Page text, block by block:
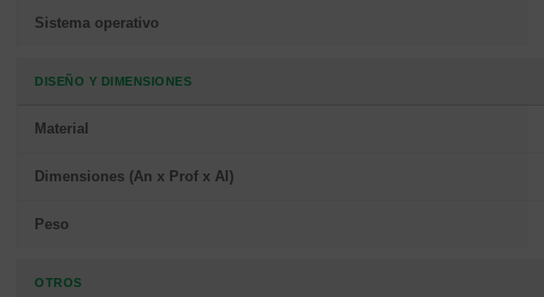
Sistema operativo
DISEÑO Y DIMENSIONES
Material
Dimensiones (An x Prof x Al)
Peso
OTROS